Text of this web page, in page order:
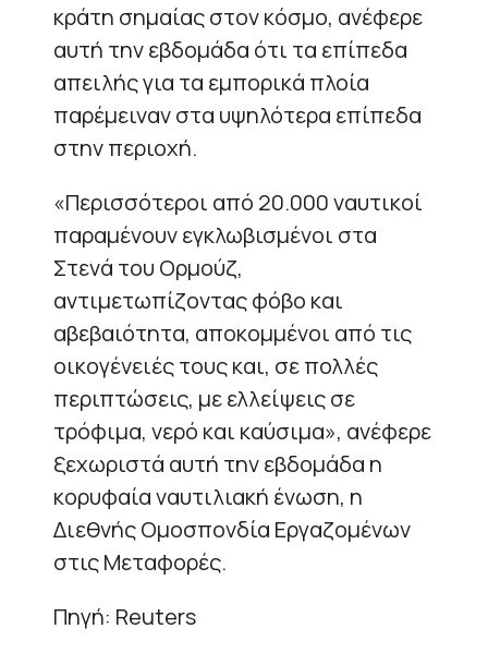
κράτη σημαίας στον κόσμο, ανέφερε
αυτή την εβδομάδα ότι τα επίπεδα
απειλής για τα εμπορικά πλοία
παρέμειναν στα υψηλότερα επίπεδα
στην περιοχή.
«Περισσότεροι από 20.000 ναυτικοί
παραμένουν εγκλωβισμένοι στα
Στενά του Ορμούζ,
αντιμετωπίζοντας φόβο και
αβεβαιότητα, αποκομμένοι από τις
οικογένειές τους και, σε πολλές
περιπτώσεις, με ελλείψεις σε
τρόφιμα, νερό και καύσιμα», ανέφερε
ξεχωριστά αυτή την εβδομάδα η
κορυφαία ναυτιλιακή ένωση, η
Διεθνής Ομοσπονδία Εργαζομένων
στις Μεταφορές.
Πηγή: Reuters